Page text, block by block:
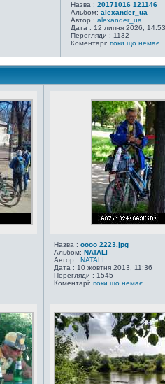
Назва : 20171016 121146
Альбом: alexander_ua
Автор : alexander_ua
Дата : 12 липня 2026, 14:53
Перегляди : 1132
Коментарі: поки що немає
Назва : оооо 2223.jpg
Альбом: NATALI
Автор : NATALI
Дата : 10 жовтня 2013, 11:36
Перегляди : 1545
Коментарі: поки що немає